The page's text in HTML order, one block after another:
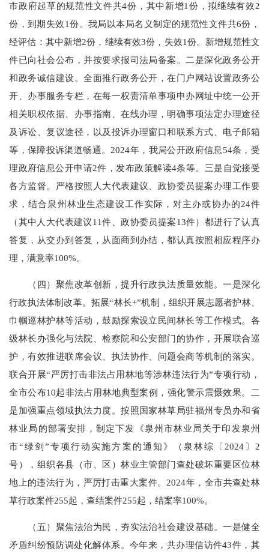
市政府起草的规范性文件共4份，其中新增1份，拟继续有效2
份，到期失效1份。我局以本局名义制定的规范性文件共6份，
经评估：其中新增2份，继续有效3份，失效1份。新增规范性文
件已向社会公布，并按要求报司法局备案。二是深化政务公开
和政务诚信建设。全面推行政务公开，在门户网站设置政务公
开、办事服务专栏，在每一权责清单事项申办网址中统一公开
相关职权依据、办事指南、在线办理，明确事项法定办理途径
及诉讼、复议途径，以及投诉办理窗口和联系方式、电子邮箱
等，保障投诉渠道畅通。2024年，我局公开政府信息54条，受
理政府信息公开申请2件，发布政策解读4条等。三是自觉接受
各方监督。严格按照人大代表建议、政协委员提案办理工作要
求，结合泉州林业生态建设工作实际，对主办或协办的24件
（其中人大代表建议11件、政协委员提案13件）都进行了认真
答复，从交办到答复，从面商到办结，都认真按照相应程序办
理，满意率100%。
（四）聚焦改革创新，提升行政执法质量效能。一是深化
行政执法体制改革。拓展“林长+”机制，组织开展志愿者护林、
巾帼巡林护林等活动，鼓励探索设立民间林长等工作模式。各
级林长办强化与法院、检察院和公安部门的协作，开展联合巡
护，有效推进联席会议、执法协作、问题会商等机制的落实。
联合开展“严厉打击非法占用林地等涉林违法行为”专项行动，
全市公布10起非法占用林地典型案例，强化警示震慑效果。二
是加强重点领域执法力度。按照国家林草局驻福州专员办和省
林业局的部署安排，制定下发《泉州市林业局关于印发泉州
市“绿剑”专项行动实施方案的通知》（泉林综〔2024〕2
号），组织各县（市、区）林业主管部门查处破坏重要区位林
地上的违法行为，严厉打击重大案件。2024年，全市共查处林
草行政案件255起，查结案件255起，结案率100%。
（五）聚焦法治为民，夯实法治社会建设基础。一是健全
矛盾纠纷预防调处化解体系。今年来，共办理信访件43件，其